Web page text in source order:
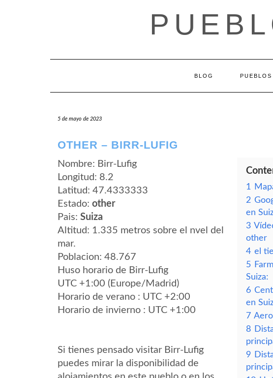
BLOG
5 de mayo de 2023
OTHER – BIRR-LUFIG
Nombre: Birr-Lufig
Longitud: 8.2
Latitud: 47.4333333
Estado: other
Pais: Suiza
Altitud: 1.335 metros sobre el nvel del
mar.
Poblacion: 48.767
Huso horario de Birr-Lufig
UTC +1:00 (Europe/Madrid)
Horario de verano : UTC +2:00
Horario de invierno : UTC +1:00
Si tienes pensado visitar Birr-Lufig
puedes mirar la disponibilidad de
1
2
en
3
other
4 el
5
Suiza:
6
en
7
8
9